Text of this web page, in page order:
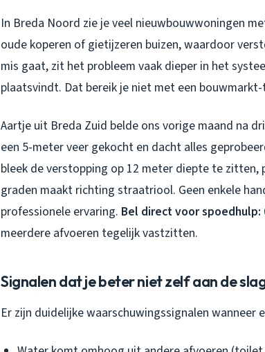
In Breda Noord zie je veel nieuwbouwwoningen
oude koperen of gietijzeren buizen, waardoor
mis gaat, zit het probleem vaak dieper in het
plaatsvindt. Dat bereik je niet met een bouwmarkt-
Aartje uit Breda Zuid belde ons vorige maand na
een 5-meter veer gekocht en dacht alles
bleek de verstopping op 12 meter diepte te zitten,
graden maakt richting straatriool. Geen enkele
professionele ervaring. Bel direct voor spoedhulp:
meerdere afvoeren tegelijk vastzitten.
Signalen dat je beter niet zelf aan de
Er zijn duidelijke waarschuwingssignalen wanneer